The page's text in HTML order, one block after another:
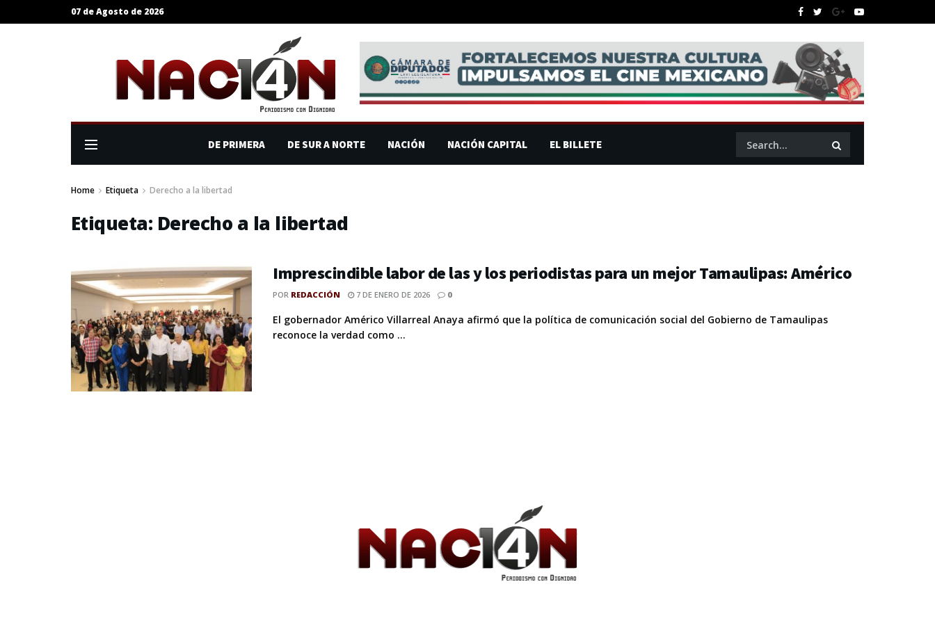
07 de Agosto de 2026
DE PRIMERA DE SUR A NORTE NACIÓN NACIÓN CAPITAL EL BILLETE
Home Etiqueta Derecho a la libertad
Etiqueta: Derecho a la libertad
Imprescindible labor de las y los periodistas para un mejor Tamaulipas: Américo
POR REDACCIÓN 7 DE ENERO DE 2026 0
El gobernador Américo Villarreal Anaya afirmó que la política de comunicación social del Gobierno de Tamaulipas
reconoce la verdad como ...